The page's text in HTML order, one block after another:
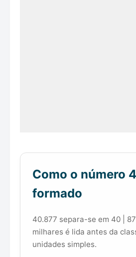
Como o número
formado
40.877 separa-se em 40 |
milhares é lida antes da
unidades simples.